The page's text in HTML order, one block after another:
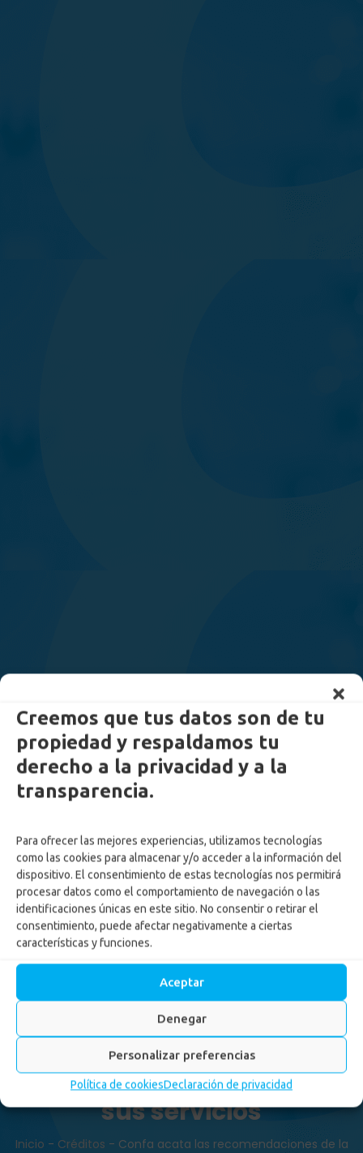
Creemos que tus datos son de tu
propiedad y respaldamos tu
derecho a la privacidad y a la
transparencia.
Para ofrecer las mejores experiencias, utilizamos tecnologías
como las cookies para almacenar y/o acceder a la información del
dispositivo. El consentimiento de estas tecnologías nos permitirá
procesar datos como el comportamiento de navegación o las
identificaciones únicas en este sitio. No consentir o retirar el
consentimiento, puede afectar negativamente a ciertas
características y funciones.
Aceptar
Denegar
Personalizar preferencias
Política de cookiesDeclaración de privacidad
Confa acata las
recomendaciones de la
Gobernación de Caldas y
ajusta la prestación de
sus servicios
Inicio - Créditos - Confa acata las recomendaciones de la